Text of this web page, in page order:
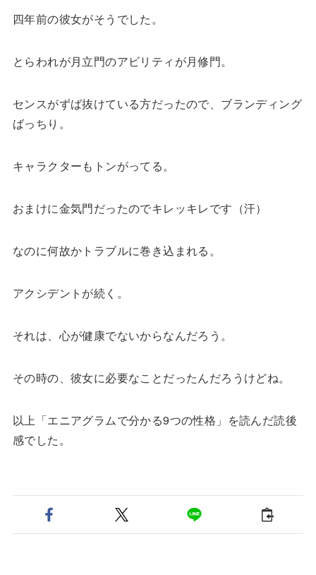
四年前の彼女がそうでした。
とらわれが月立門のアビリティが月修門。
センスがずば抜けている方だったので、ブランディング
ばっちり。
キャラクターもトンがってる。
おまけに金気門だったのでキレッキレです（汗）
なのに何故かトラブルに巻き込まれる。
アクシデントが続く。
それは、心が健康でないからなんだろう。
その時の、彼女に必要なことだったんだろうけどね。
以上「エニアグラムで分かる9つの性格」を読んだ読後
感でした。